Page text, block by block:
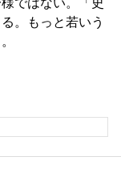
ではない。「史
。もっと若いう